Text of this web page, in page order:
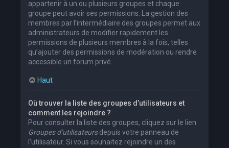
appartenir à un ou plusieurs groupes et chaque
groupe peut avoir ses permissions. La gestion des
membres par l’intermédiaire des groupes permet aux
administrateurs de modifier rapidement les
permissions de plusieurs membres à la fois, telles
qu’ajouter des permissions de modération ou rendre
accessible un forum privé.
Haut
Où trouver la liste des groupes d’utilisateurs et
comment les rejoindre ?
Pour consulter la liste des groupes, cliquez sur le lien
Groupes d’utilisateursdepuis votre panneau de
l’utilisateur. Si vous souhaitez rejoindre un des